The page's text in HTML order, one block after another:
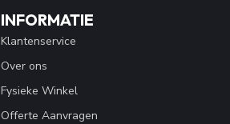
INFORMATIE
Klantenservice
Over ons
Fysieke Winkel
Offerte Aanvragen